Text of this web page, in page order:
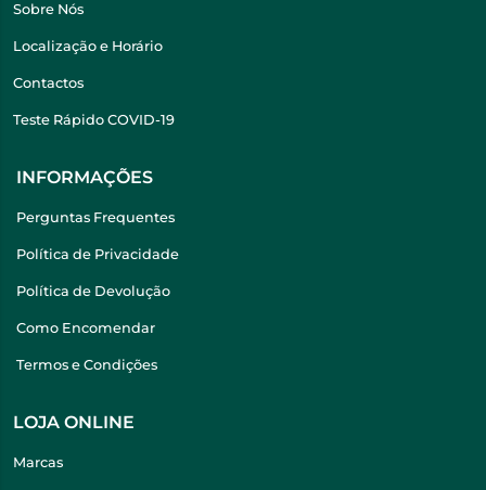
Sobre Nós
Localização e Horário
Contactos
Teste Rápido COVID-19
INFORMAÇÕES
Perguntas Frequentes
Política de Privacidade
Política de Devolução
Como Encomendar
Termos e Condições
LOJA ONLINE
Marcas